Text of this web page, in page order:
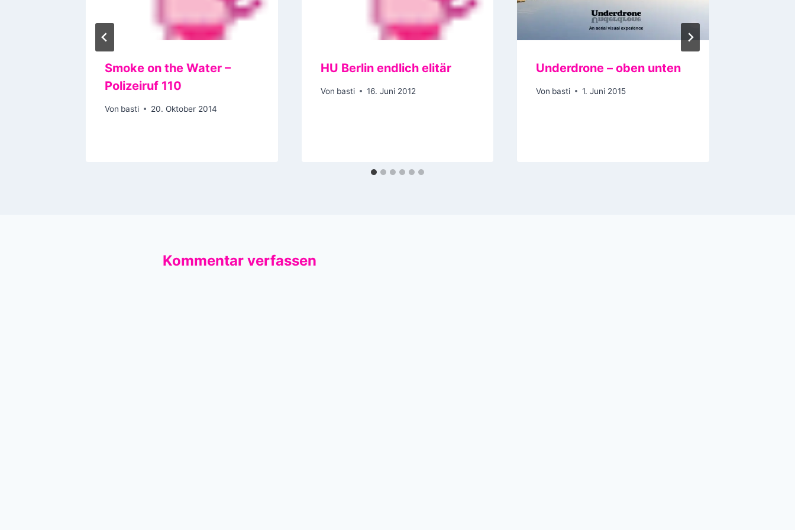
Smoke on the Water –
Polizeiruf 110
Von basti 20. Oktober 2014
HU Berlin endlich elitär
Von basti 16. Juni 2012
Underdrone – oben unten
Von basti 1. Juni 2015
Kommentar verfassen